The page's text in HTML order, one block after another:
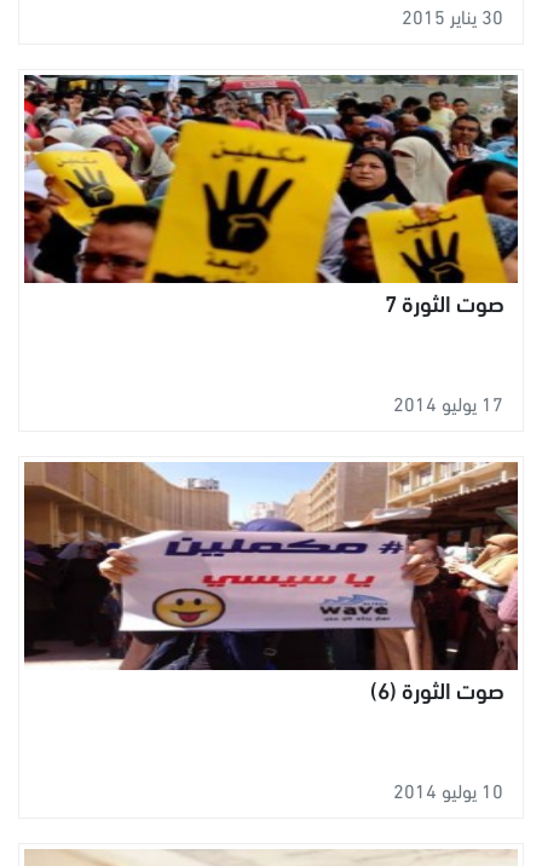
30 يناير 2015
صوت الثورة 7
17 يوليو 2014
صوت الثورة (6)
10 يوليو 2014